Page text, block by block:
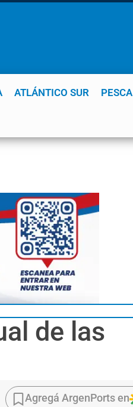
ATLÁNTICO SUR PESCA
de las
Agregá ArgenPorts en